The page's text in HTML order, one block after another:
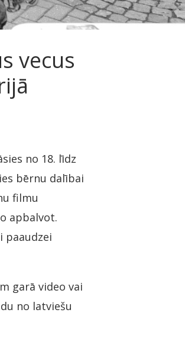
vecus
no 18. līdz
bērnu dalībai
filmu
apbalvot.
paaudzei
garā video vai
no latviešu